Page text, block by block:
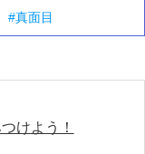
真面目
けよう！